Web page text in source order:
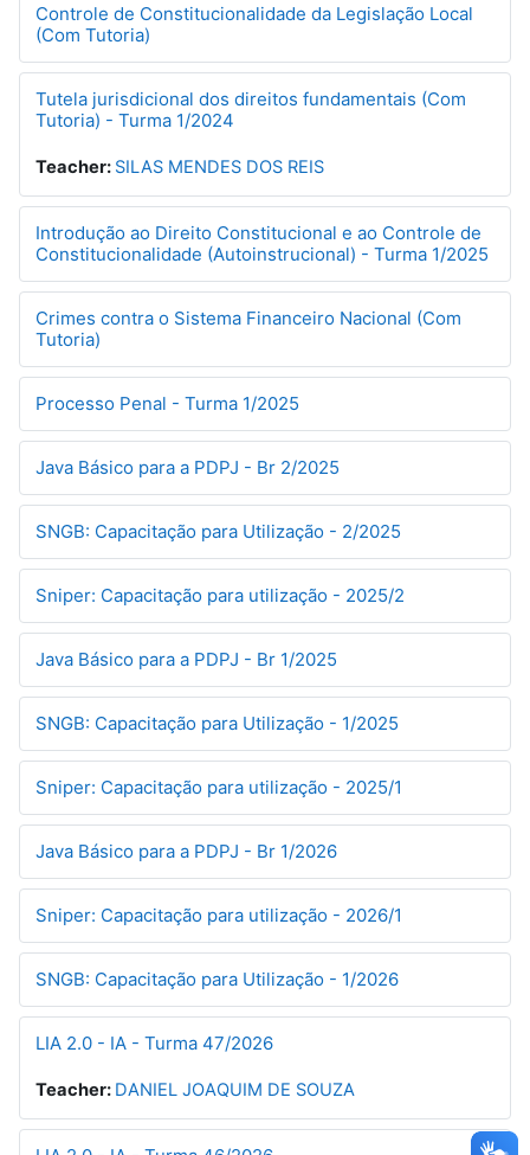
Controle de Constitucionalidade da Legislação Local
(Com Tutoria)
Tutela jurisdicional dos direitos fundamentais (Com
Tutoria) - Turma 1/2024
Teacher: SILAS MENDES DOS REIS
Introdução ao Direito Constitucional e ao Controle de
Constitucionalidade (Autoinstrucional) - Turma 1/2025
Crimes contra o Sistema Financeiro Nacional (Com
Tutoria)
Processo Penal - Turma 1/2025
Java Básico para a PDPJ - Br 2/2025
SNGB: Capacitação para Utilização - 2/2025
Sniper: Capacitação para utilização - 2025/2
Java Básico para a PDPJ - Br 1/2025
SNGB: Capacitação para Utilização - 1/2025
Sniper: Capacitação para utilização - 2025/1
Java Básico para a PDPJ - Br 1/2026
Sniper: Capacitação para utilização - 2026/1
SNGB: Capacitação para Utilização - 1/2026
LIA 2.0 - IA - Turma 47/2026
Teacher: DANIEL JOAQUIM DE SOUZA